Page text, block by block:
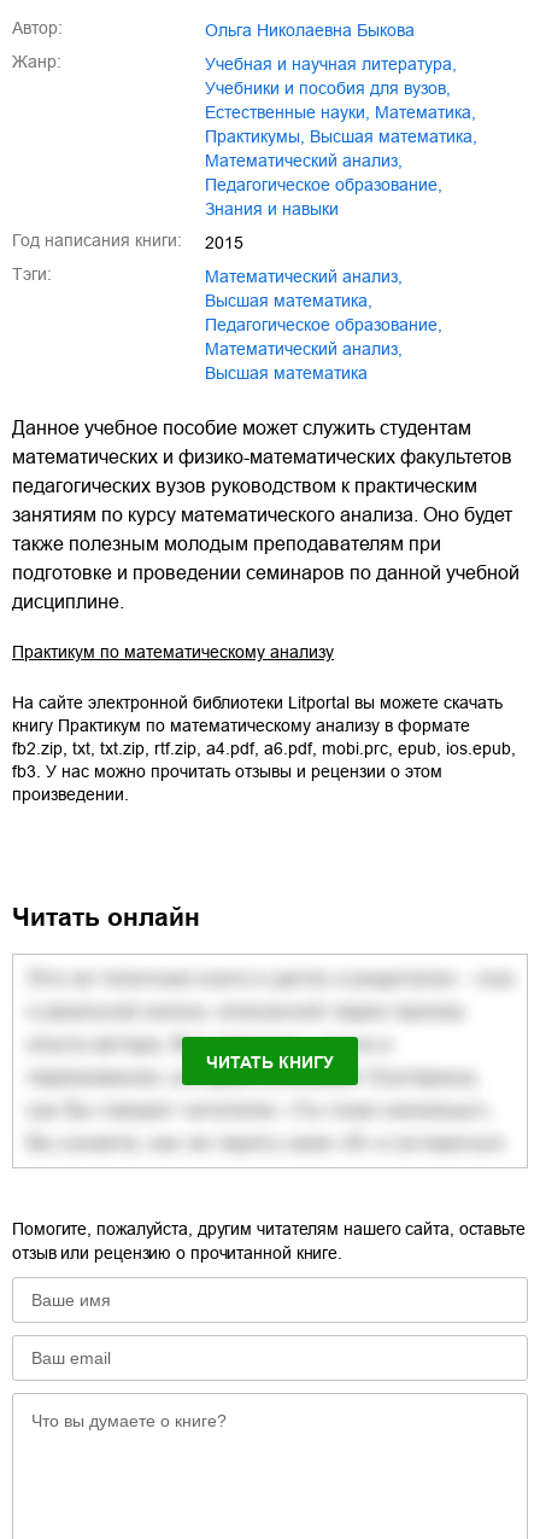
Автор:
Ольга Николаевна Быкова
Жанр:
учебная и научная литература
учебники и пособия для вузов
естественные науки
математика
практикумы
высшая математика
математический анализ
педагогическое образование
знания и навыки
Год написания книги:
2015
Тэги:
математический анализ
высшая математика
педагогическое образование
Математический анализ
Высшая математика
Данное учебное пособие может служить студентам
математических и физико-математических факультетов
педагогических вузов руководством к практическим
занятиям по курсу математического анализа. Оно будет
также полезным молодым преподавателям при
подготовке и проведении семинаров по данной учебной
дисциплине.
Практикум по математическому анализу
На сайте электронной библиотеки Litportal вы можете скачать
книгу Практикум по математическому анализу в формате
fb2.zip txt txt.zip rtf.zip a4.pdf, a6.pdf, mobi.prc epub ios.epub
fb3 . У нас можно прочитать отзывы и рецензии о этом
произведении.
Читать онлайн
ЧИТАТЬ КНИГУ
Помогите, пожалуйста, другим читателям нашего сайта, оставьте
отзыв или рецензию о прочитанной книге.